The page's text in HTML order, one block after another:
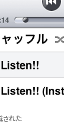
された